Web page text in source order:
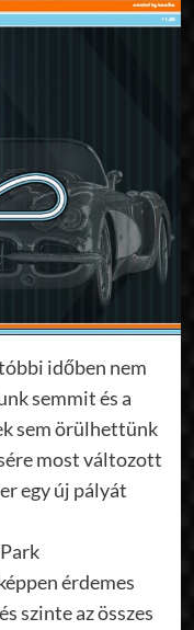
időben nem
semmit és a
sem örülhettünk
most változott
egy új pályát
érdemes
szinte az összes